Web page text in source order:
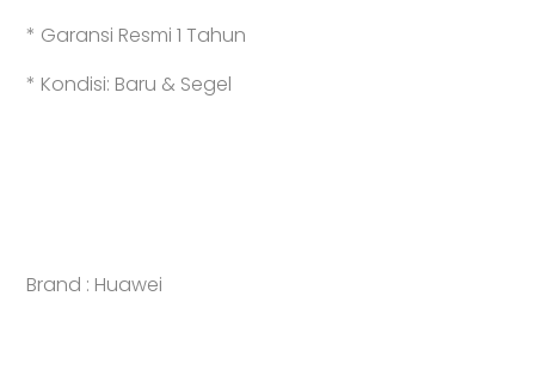
Camera
50
|
* Garansi Resmi 1 Tahun
* Kondisi: Baru & Segel
Brand : Huawei